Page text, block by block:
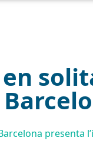
presenta